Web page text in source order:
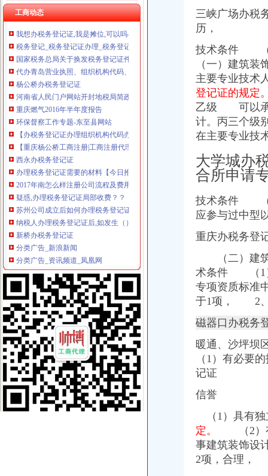
工商动态
【台州税务登记|税务登记证办理|代理税务登记】-台州赶集网
我想办税务登记证,我是摊位,可以吗-110网免费法律咨询
税务登记_税务登记证办理_税务登记证年检_税务登记证注销_一品威客
国家税务总局关于换发税务登记证件有关问题的补充通知_全文
代办青岛营业执照、组织机构代码、税务登记证
杨公桥办税务登记证
河南省人民门户网站开封地税局简政放权办张“三证联办”税
重庆燃气2016年半年度报告
环保督察工作专题-东至县网站
【办税务登记证办理组织机构代码办理刻章营业执照正副本变更】价格
【重庆杨公桥工商注册|工商注册代理|工商注册代办】-重庆赶集网
西永办税务登记证
办理税务登记证需要的材料【今日推荐网-青岛工商/税务/财务】
2017年南怎么样注册公司流程及费用
疑惑,办理税务登记证局部收费？？【聊城吧】_百度贴吧
苏州公司成立后如何办理税务登记证-阿里巴巴专栏
纳税人办理税务登记证后,如发生（）时,应当办理注销税务登记。
新桥办税务登记证
分类广告_新浪新闻
分类广告_资讯频道_凤凰网
高要重点项目（工作）监督况专栏
11月7日广西广西城建咨询有限公司玉林市福绵区新桥联片农村饮水安
中国科学院海洋研究所仪器设备采购项目（第十九批）的招标公告
童家桥办税务登记证
【重庆税务登记证审核】_重庆列表网
已开店,想办税务登记证询问需要那些手续-淮安市地方税务局-淮网-
合伙制企业办理税务登记证是否缴纳印花税？-高顿网校
办税务登记证需要哪些手续【阿拉善吧】_百度贴吧
栖霞建设_招股说明书
双碑办税务登记证
石家庄新华区办理税务登记证的材料和步骤-爱喇叭网
办理税务登记证需要那些材料？-久久信息网
在东莞开奶茶店,需要办理哪营业执照和卫生许可证还有税务登记证吗
四川路桥：发行股份购买资产暨关联交易报告书摘要_四川路桥（
郑州市人_om政海熟公司策注如3陷缺悉上册别_上杭新闻_
三峡广场办税
历，
技术条件 （
（一）建筑
主要专业技术
登记证的规定
乙级 可以承
计。丙三个
在主要专业
大学城办
合所申请
技术条件 （
应参与过中型
重庆办税务登
（二）建筑
术条件 （1）
专项资质标准
于1项，
2、
磁器口办税务
暖通、 沙坪坝
（1）有必要
记证
信誉
（1）具有
定。
（2）有
事建筑装饰设
2项，合理，